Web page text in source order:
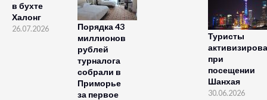
в бухте
Халонг
26.07.2026
Порядка 43
миллионов
рублей
турналога
собрали в
Приморье
за первое
Туристы
при
посещении
Шанхая
30.06.2026